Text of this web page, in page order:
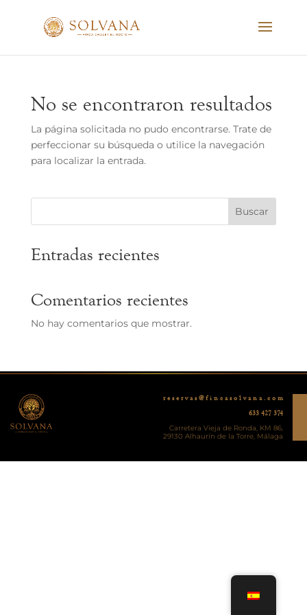
No se encontraron resultados
La página solicitada no pudo encontrarse. Trate de
perfeccionar su búsqueda o utilice la navegación
para localizar la entrada.
Buscar
Entradas recientes
Comentarios recientes
No hay comentarios que mostrar.
r e s e r v a s @ f i n c a s o l v a n a . c o m
633 427 374
Carretera Vieja de Ronda, KM 86,
29130 Alhaurín de la Torre, Málaga